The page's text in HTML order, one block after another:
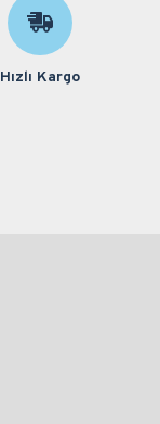
Hızlı Kargo